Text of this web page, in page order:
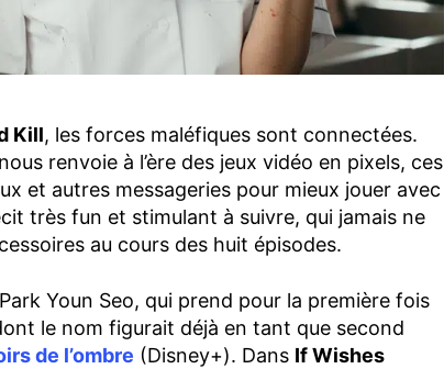
Kill, les forces maléfiques sont connectées.
renvoie à l’ère des jeux vidéo en pixels, ces
et autres messageries pour mieux jouer avec
très fun et stimulant à suivre, qui jamais ne
au cours des huit épisodes.
Youn Seo, qui prend pour la première fois
le nom figurait déjà en tant que second
de l’ombre (Disney+). Dans If Wishes